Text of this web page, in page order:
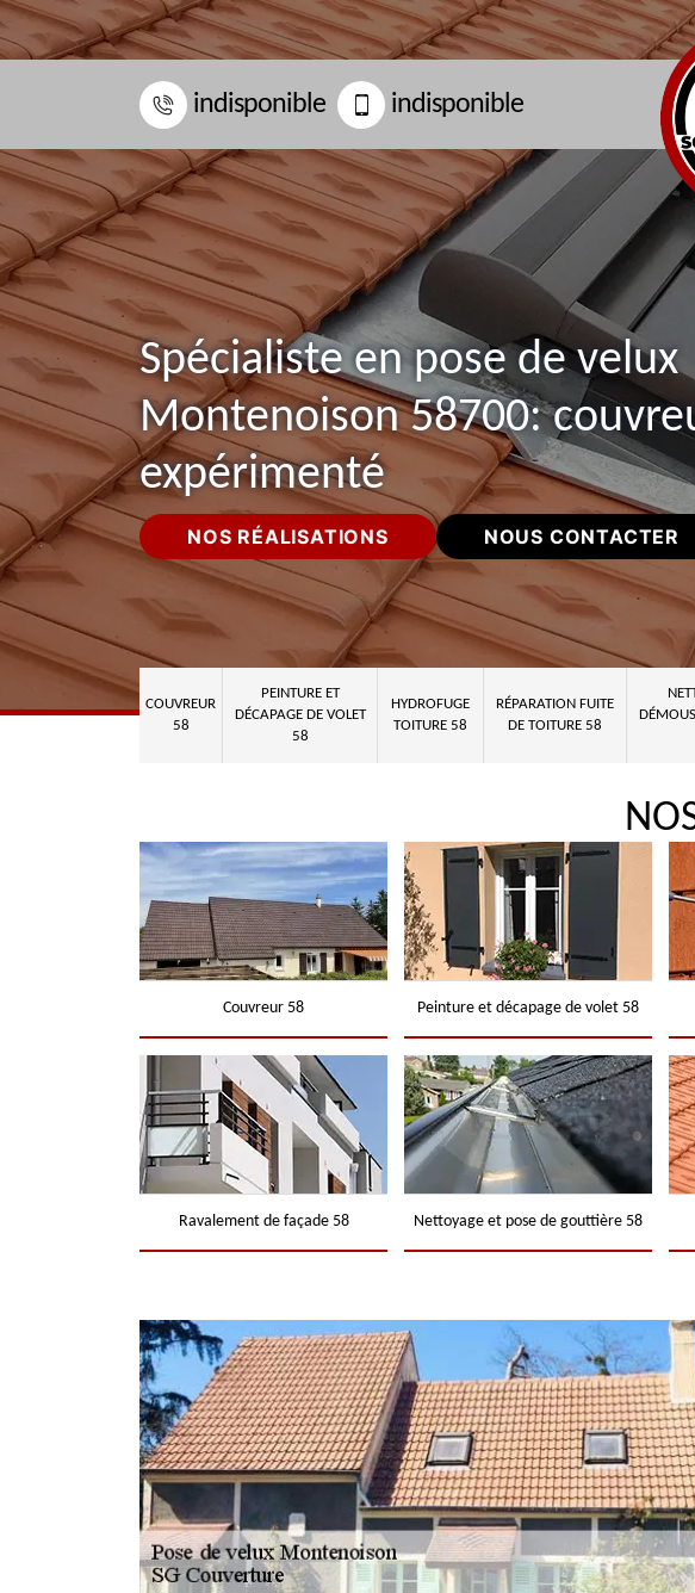
indisponible indisponible
Spécialiste en pose de velux
Montenoison 58700:
expérimenté
NOS RÉALISATIONS NOUS CONTACTER
COUVREUR
58
PEINTURE ET
DÉCAPAGE DE VOLET
58
HYDROFUGE
TOITURE 58
RÉPARATION FUITE
DE TOITURE 58
Couvreur 58 Peinture et décapage de volet 58
Ravalement de façade 58 Nettoyage et pose de gouttière 58